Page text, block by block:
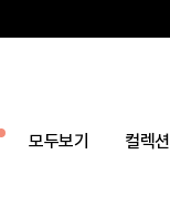
모두보기 컬렉션